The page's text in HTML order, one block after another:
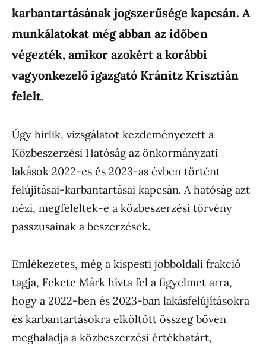
karbantartásának jogszerűsége kapcsán. A
munkálatokat még abban az időben
végezték, amikor azokért a korábbi
vagyonkezelő igazgató Kránitz Krisztián
felelt.
Úgy hírlik, vizsgálatot kezdeményezett a
Közbeszerzési Hatóság az önkormányzati
lakások 2022-es és 2023-as évben történt
felújításai-karbantartásai kapcsán. A hatóság azt
nézi, megfeleltek-e a közbeszerzési törvény
passzusainak a beszerzések.
Emlékezetes, még a kispesti jobboldali frakció
tagja, Fekete Márk hívta fel a figyelmet arra,
hogy a 2022-ben és 2023-ban lakásfelújításokra
és karbantartásokra elköltött összeg bőven
meghaladja a közbeszerzési értékhatárt,